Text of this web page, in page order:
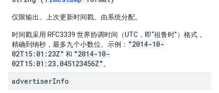
仅限输出。上次更新时间戳。由系统分配。
时间戳采用 RFC3339 世界协调时间（UTC，即“祖鲁时”）格式，
精确到纳秒，最多九个小数位。示例： "2014-10-
02T15:01:23Z" 和 "2014-10-
02T15:01:23.045123456Z" 。
advertiserInfo